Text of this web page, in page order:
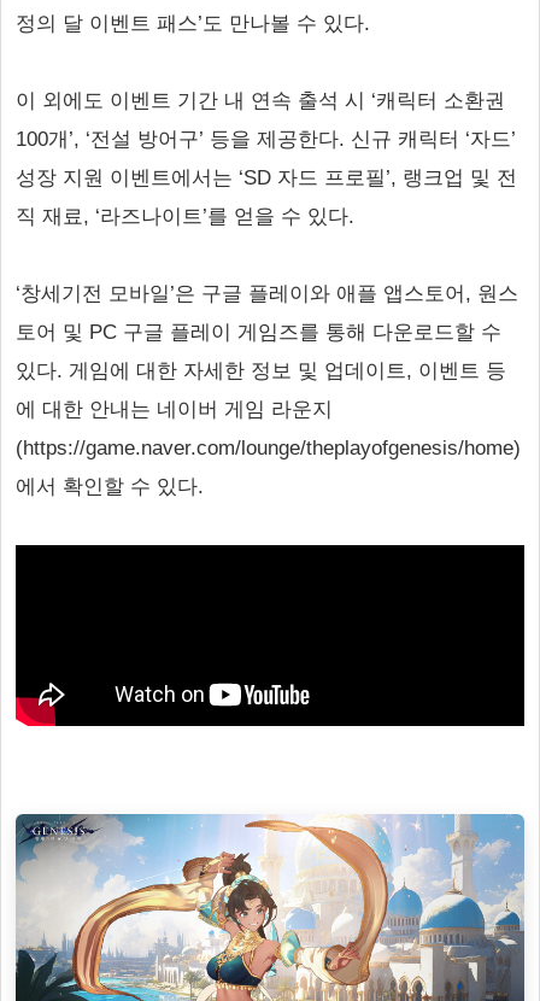
정의 달 이벤트 패스’도 만나볼 수 있다.
이 외에도 이벤트 기간 내 연속 출석 시 ‘캐릭터 소환권
100개’, ‘전설 방어구’ 등을 제공한다. 신규 캐릭터 ‘자드’
성장 지원 이벤트에서는 ‘SD 자드 프로필’, 랭크업 및 전
직 재료, ‘라즈나이트’를 얻을 수 있다.
‘창세기전 모바일’은 구글 플레이와 애플 앱스토어, 원스
토어 및 PC 구글 플레이 게임즈를 통해 다운로드할 수
있다. 게임에 대한 자세한 정보 및 업데이트, 이벤트 등
에 대한 안내는 네이버 게임 라운지
(https://game.naver.com/lounge/theplayofgenesis/home)
에서 확인할 수 있다.